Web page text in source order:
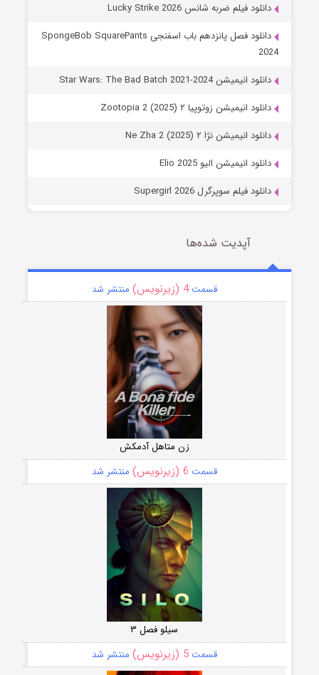
دانلود فیلم ضربه شانس Lucky Strike 2026
دانلود فصل پانزدهم باب اسفنجی SpongeBob SquarePants
2024
دانلود انیمیشن Star Wars: The Bad Batch 2021-2024
دانلود انیمیشن زوتوپیا ۲ Zootopia 2 (2025)
دانلود انیمیشن نژا ۲ Ne Zha 2 (2025)
دانلود انیمیشن الیو Elio 2025
دانلود فیلم سوپرگرل Supergirl 2026
آپدیت شده‌ها
قسمت4 (زیرنویس) منتشر شد
زن متاهل آدمکش
قسمت 6 (زیرنویس) منتشر شد
سیلو فصل ۳
قسمت5 (زیرنویس) منتشر شد